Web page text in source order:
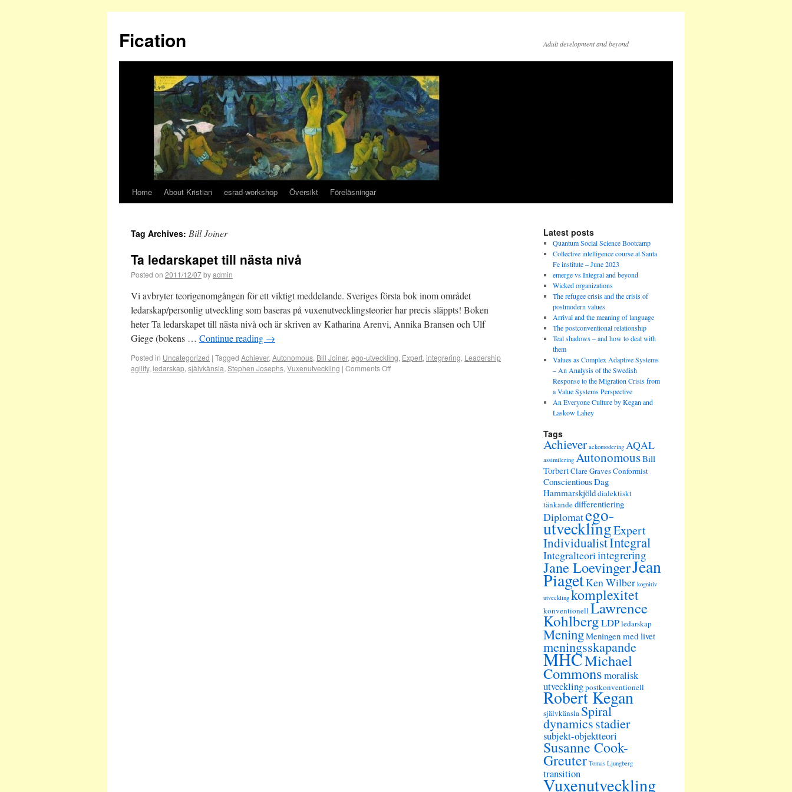
Fication Adult development and beyond
Home About Kristian esrad-workshop Översikt Föreläsningar
Tag Archives: Bill Joiner
Ta ledarskapet till nästa nivå
Posted on 2011/12/07byadmin
Vi avbryter teorigenomgången för ett viktigt meddelande. Sveriges första bok inom området
ledarskap/personlig utveckling som baseras på vuxenutvecklingsteorier har precis släppts! Boken
heter Ta ledarskapet till nästa nivå och är skriven av Katharina Arenvi, Annika Bransen och Ulf
Giege (bokens … Continue reading →
Posted in Uncategorized | Tagged Achiever, Autonomous, Bill Joiner, ego-utveckling, Expert, integrering, Leadership
agility, ledarskap, självkänsla, Stephen Josephs, Vuxenutveckling | Comments Off
Latest posts
Quantum Social Science Bootcamp
Collective intelligence course at Santa
Fe institute – June 2023
emerge vs Integral and beyond
Wicked organizations
The refugee crisis and the crisis of
postmodern values
Arrival and the meaning of language
The postconventional relationship
Teal shadows – and how to deal with
them
Values as Complex Adaptive Systems
– An Analysis of the Swedish
Response to the Migration Crisis from
a Value Systems Perspective
An Everyone Culture by Kegan and
Laskow Lahey
Tags
Achiever ackomodering AQAL
assimilering AutonomousBill
TorbertClare GravesConformist
ConscientiousDag
Hammarskjölddialektiskt
tänkandedifferentiering
Diplomatego-
utvecklingExpert
IndividualistIntegral
Integralteoriintegrering
Jane LoevingerJean
PiagetKen Wilber kognitiv
utveckling komplexitet
konventionell Lawrence
KohlbergLDPledarskap
MeningMeningen med livet
meningsskapande
MHCMichael
Commonsmoralisk
utvecklingpostkonventionell
Robert Kegan
självkänsla Spiral
dynamicsstadier
subjekt-objektteori
Susanne Cook-
Greuter Tomas Ljungberg
transition
Vuxenutveckling